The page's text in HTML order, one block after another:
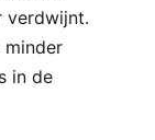
verdwijnt.
minder
in de